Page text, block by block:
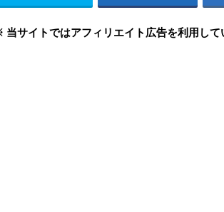
当サイトではアフィリエイト広告を利用して